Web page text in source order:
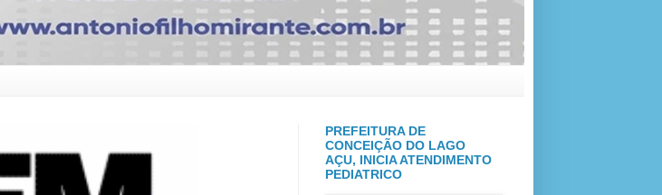
PREFEITURA DE
CONCEIÇÃO DO LAGO
AÇU, INICIA ATENDIMENTO
PEDIATRICO